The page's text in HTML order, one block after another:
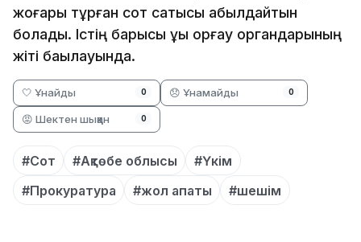
жоғары тұрған сот сатысы қабылдайтын
болады. Істің барысы құқық қорғау органдарының
жіті бақылауында.
🤍 Ұнайды 0 😞 Ұнамайды 0
😡 Шектен шыққан 0
#Сот #Ақтөбе облысы
#Үкім
#Прокуратура
#жол апаты #шешім